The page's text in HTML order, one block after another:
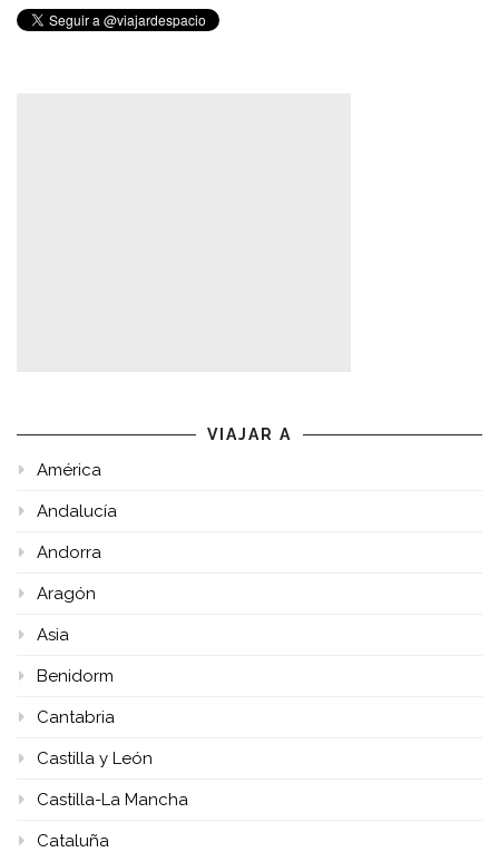
VIAJAR A
América
Andalucía
Andorra
Aragón
Asia
Benidorm
Cantabria
Castilla y León
Castilla-La Mancha
Cataluña